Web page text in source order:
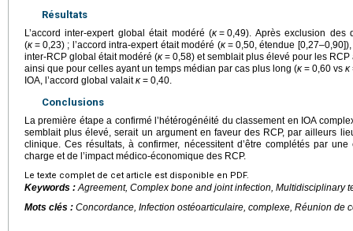
Résultats
L’accord inter-expert global était modéré (κ = 0,49). Après exclusion des
(κ = 0,23) ; l’accord intra-expert était modéré (κ = 0,50, étendue
inter-RCP global était modéré (κ = 0,58) et semblait plus élevé pour les RCP
ainsi que pour celles ayant un temps médian par cas plus long (κ = 0,60 vs κ
IOA, l’accord global valaitκ = 0,40.
Conclusions
La première étape a confirmé l’hétérogénéité du classement en IOA
semblait plus élevé, serait un argument en faveur des RCP, par ailleurs
clinique. Ces résultats, à confirmer, nécessitent d’être complétés par
charge et de l’impact médico-économique des RCP.
Le texte complet de cet article est disponible en PDF.
Keywords : Agreement, Complex bone and joint infection, Multidisciplinary
Mots clés : Concordance, Infection ostéoarticulaire, complexe, Réunion de